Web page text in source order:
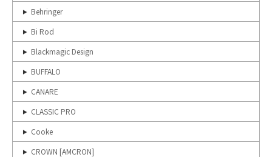
Behringer
Bi Rod
Blackmagic Design
BUFFALO
CANARE
CLASSIC PRO
Cooke
CROWN [AMCRON]